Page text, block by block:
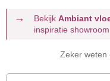
Bekijk Ambiant
inspiratie showroom
Zeker weten